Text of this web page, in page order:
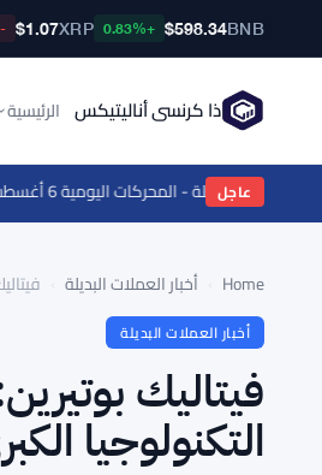
BNB
$598.34
+0.83%
XRP
$1.07
-1.03%
ذا كرنسي أناليتيكس الرئيسية
عاجل ·
Home أخبار العملات البديلة
أخبار العملات البديلة
فيتاليك
التكنولوجيا الكبرى بـ